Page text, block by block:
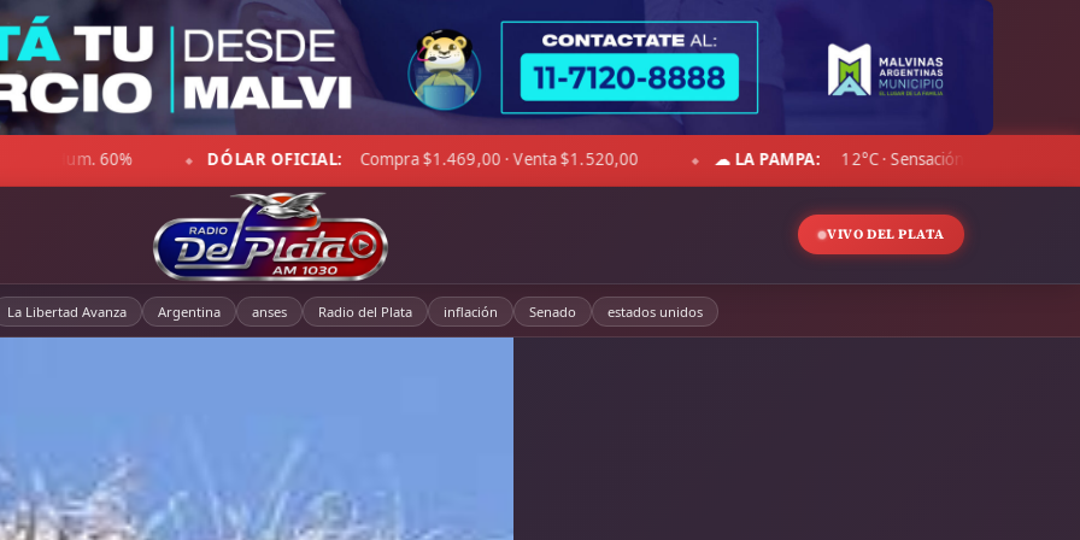
◆ DÓLAR BLUE: Compra $1.492,00 · Venta $1.525,00 ◆ ☁ CHACO: 14°C · Sensación 12°C · Cielo despejado · Viento 6
VIVO DEL PLATA
La Libertad Avanza Argentina anses Radio del Plata inflación Senado estados unidos